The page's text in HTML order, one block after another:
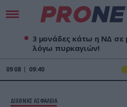
3 μονάδες κάτω η ΝΔ σε
λόγω πυρκαγιών!
09 08 09:40
ΔΙΕΘΝΗΣ ΑΣΦΑΛΕΙΑ